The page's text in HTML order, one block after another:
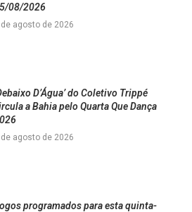
08/2026
de agosto de 2026
D’Água’ do Coletivo Trippé
a Bahia pelo Quarta Que Dança
de agosto de 2026
programados para esta quinta-